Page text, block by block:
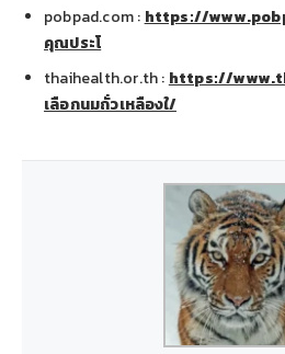
pobpad.com :https://
คุณประโ
thaihealth.or.th :https://
เลือกนมถั่วเหลืองใ/